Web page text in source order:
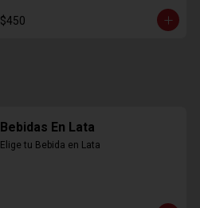
$450
Bebidas En Lata
Elige tu Bebida en Lata